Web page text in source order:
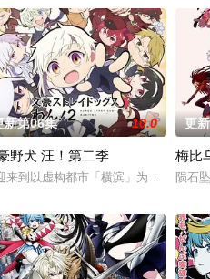
新第06集 10.0
野犬 汪！第二季
来到以虚构都市「横滨」为舞台，一
更
梅比
陨石